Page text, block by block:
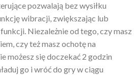
pozwalają bez wysiłku
wibracji, zwiększając lub
Niezależnie od tego, czy masz
czy też masz ochotę na
możesz się doczekać 2 godzin
go i wróć do gry w ciągu